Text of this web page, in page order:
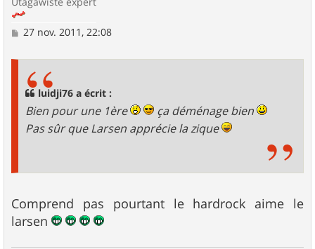
M
27 nov. 2011, 22:08
luidji76 a écrit :
Bien pour une 1ère
ça déménage bien
Pas sûr que Larsen apprécie la zique
Comprend pas pourtant le hardrock aime le
larsen